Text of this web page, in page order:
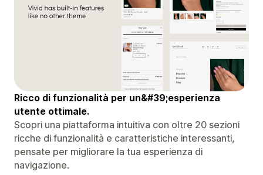
Ricco di funzionalità per un&#39;esperienza
utente ottimale.
Scopri una piattaforma intuitiva con oltre 20 sezioni
ricche di funzionalità e caratteristiche interessanti,
pensate per migliorare la tua esperienza di
navigazione.